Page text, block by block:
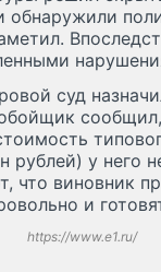
обнаружили
суд
рублей) у него
что виновник
и
https://www.e1.ru/